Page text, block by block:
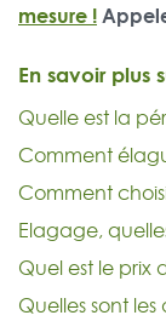
mesure !
En savoir plus
Quelle est la
Comment
Comment
Elagage,
Quel est le
Quelles sont